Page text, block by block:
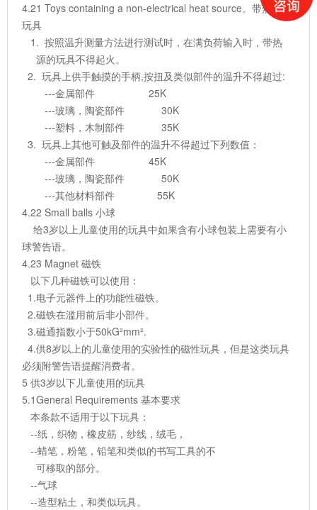
4.21 Toys containing a non-electrical heat source。带热源的
玩具
1. 按照温升测量方法进行测试时，在满负荷输入时，带热
源的玩具不得起火。
2. 玩具上供手触摸的手柄,按扭及类似部件的温升不得超过:
---金属部件 25K
---玻璃，陶瓷部件 30K
---塑料，木制部件 35K
3. 玩具上其他可触及部件的温升不得超过下列数值：
---金属部件 45K
---玻璃，陶瓷部件 50K
---其他材料部件 55K
4.22 Small balls 小球
给3岁以上儿童使用的玩具中如果含有小球包装上需要有小
球警告语。
4.23 Magnet 磁铁
以下几种磁铁可以使用：
1.电子元器件上的功能性磁铁。
2.磁铁在滥用前后非小部件。
3.磁通指数小于50kG²mm².
4.供8岁以上的儿童使用的实验性的磁性玩具，但是这类玩具
必须附警告语提醒消费者。
5 供3岁以下儿童使用的玩具
5.1General Requirements 基本要求
本条款不适用于以下玩具：
--纸，织物，橡皮筋，纱线，绒毛，
--蜡笔，粉笔，铅笔和类似的书写工具的不
可移取的部分。
--气球
--造型粘土，和类似玩具。